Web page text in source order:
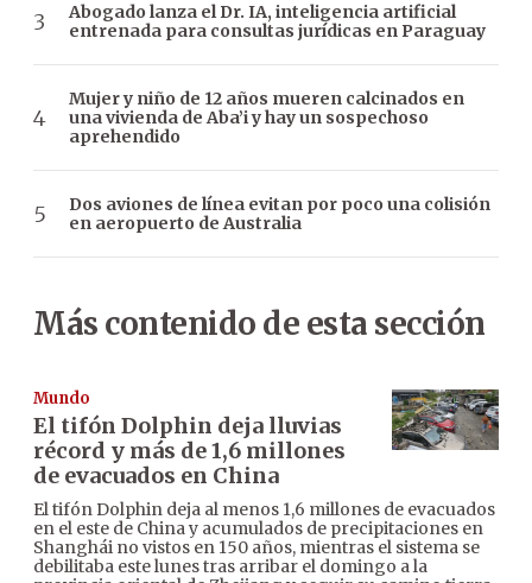
Abogado lanza el Dr. IA, inteligencia artificial
entrenada para consultas jurídicas en Paraguay
Mujer y niño de 12 años mueren calcinados en
una vivienda de Aba’i y hay un sospechoso
aprehendido
Dos aviones de línea evitan por poco una colisión
en aeropuerto de Australia
Más contenido de esta sección
Mundo
El tifón Dolphin deja lluvias
récord y más de 1,6 millones
de evacuados en China
El tifón Dolphin deja al menos 1,6 millones de evacuados
en el este de China y acumulados de precipitaciones en
Shanghái no vistos en 150 años, mientras el sistema se
debilitaba este lunes tras arribar el domingo a la